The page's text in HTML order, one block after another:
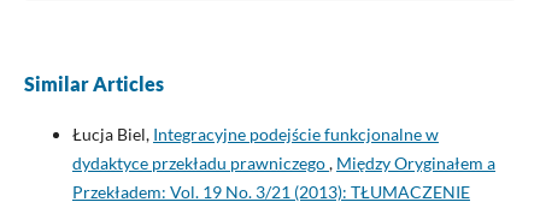
Similar Articles
Łucja Biel, Integracyjne podejście funkcjonalne w
dydaktyce przekładu prawniczego, Między Oryginałem a
Przekładem: Vol. 19 No. 3/21 (2013): TŁUMACZENIE